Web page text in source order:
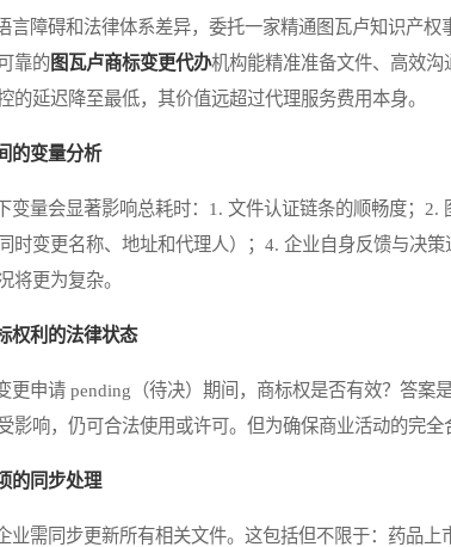
障碍和法律体系差异，委托一家精通图瓦卢知识产权
靠的图瓦卢商标变更代办机构能精准准备文件、高效
的延迟降至最低，其价值远超过代理服务费用本身。
的变量分析
量会显著影响总耗时：1. 文件认证链条的顺畅度；2.
时变更名称、地址和代理人）；4. 企业自身反馈与决
将更为复杂。
权利的法律状态
申请 pending（待决）期间，商标权是否有效？答案
影响，仍可合法使用或许可。但为确保商业活动的完全
的同步处理
需同步更新所有相关文件。这包括但不限于：药品上